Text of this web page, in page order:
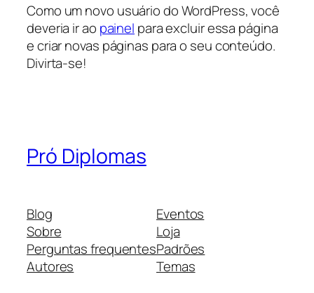
Como um novo usuário do WordPress, você
deveria ir ao painel para excluir essa página
e criar novas páginas para o seu conteúdo.
Divirta-se!
Pró Diplomas
Blog
Sobre
Perguntas frequentes
Autores
Eventos
Loja
Padrões
Temas